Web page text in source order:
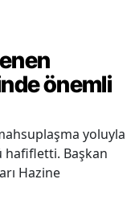
önemli
yoluyla
hafifletti. Başkan
Hazine